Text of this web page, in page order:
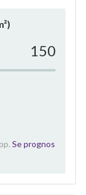
150
Se prognos